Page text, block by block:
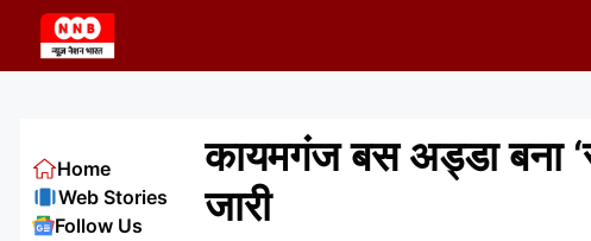
content
कायमगंज बस अड्डा बना
जारी
Home
Web Stories
Follow Us